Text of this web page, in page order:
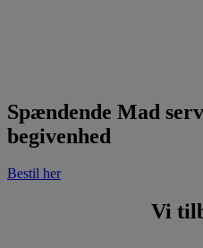
Spændende Mad
begivenhed
Bestil her
Vi